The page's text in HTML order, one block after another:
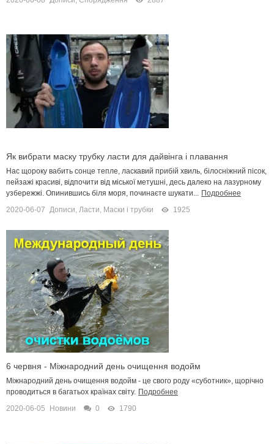
Як вибрати маску трубку ласти для дайвінга і плавання
Нас щороку вабить сонце тепле, ласкавий прибій хвиль, білосніжний пісок,
пейзажі красиві, відпочити від міської метушні, десь далеко на лазурному
узбережжі. Опинившись біля моря, починаєте шукати... Подробнее
2020-06-07 Дописи, Ласти, Маски і трубки 1925
6 червня - Міжнародний день очищення водойм
Міжнародний день очищення водойм - це свого роду «суботник», щорічно
проводиться в багатьох країнах світу. Подробнее
2020-06-05
Новини 0 1790